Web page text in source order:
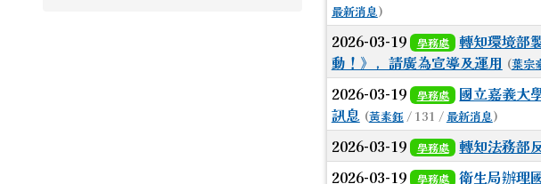
最新消息)
2026-03-19 學務處
轉知環境部
動！》，請廣為宣導及運用 (葉宗
2026-03-19 學務處
國立嘉義大
訊息 (黃素鈺/ 131 / 最新消息)
2026-03-19 學務處 轉知法務部
2026-03-19 學務處 衛生局辦理